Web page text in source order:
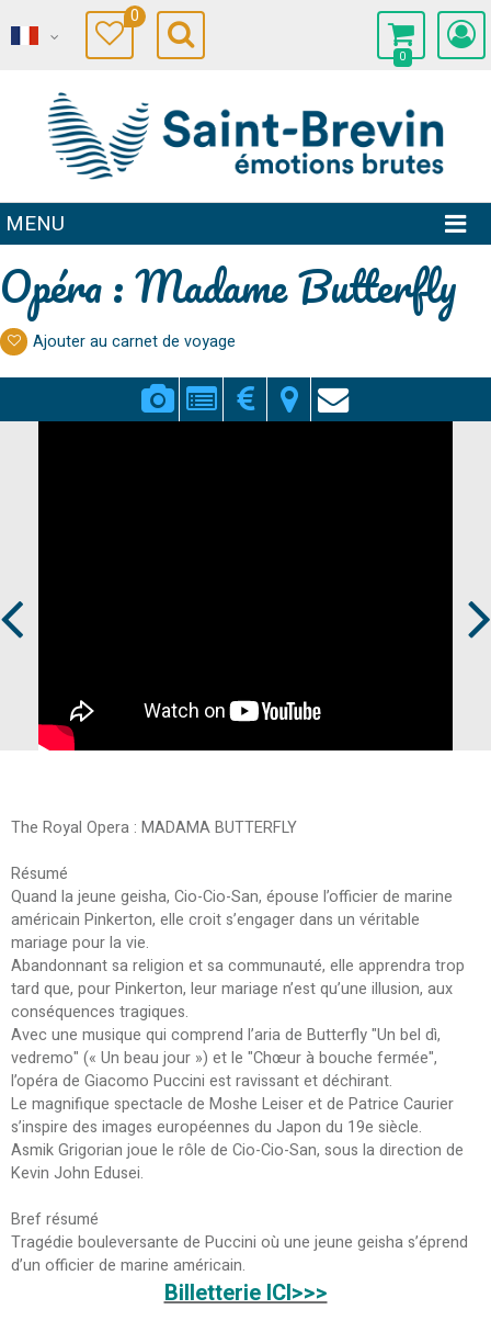
0
0
MENU
Opéra : Madame Butterfly
Ajouter au carnet de voyage
The Royal Opera : MADAMA BUTTERFLY
Résumé
Quand la jeune geisha, Cio-Cio-San, épouse l’officier de marine
américain Pinkerton, elle croit s’engager dans un véritable
mariage pour la vie.
Abandonnant sa religion et sa communauté, elle apprendra trop
tard que, pour Pinkerton, leur mariage n’est qu’une illusion, aux
conséquences tragiques.
Avec une musique qui comprend l’aria de Butterfly "Un bel dì,
vedremo" (« Un beau jour ») et le "Chœur à bouche fermée",
l’opéra de Giacomo Puccini est ravissant et déchirant.
Le magnifique spectacle de Moshe Leiser et de Patrice Caurier
s’inspire des images européennes du Japon du 19e siècle.
Asmik Grigorian joue le rôle de Cio-Cio-San, sous la direction de
Kevin John Edusei.
Bref résumé
Tragédie bouleversante de Puccini où une jeune geisha s’éprend
d’un officier de marine américain.
Billetterie ICI>>>